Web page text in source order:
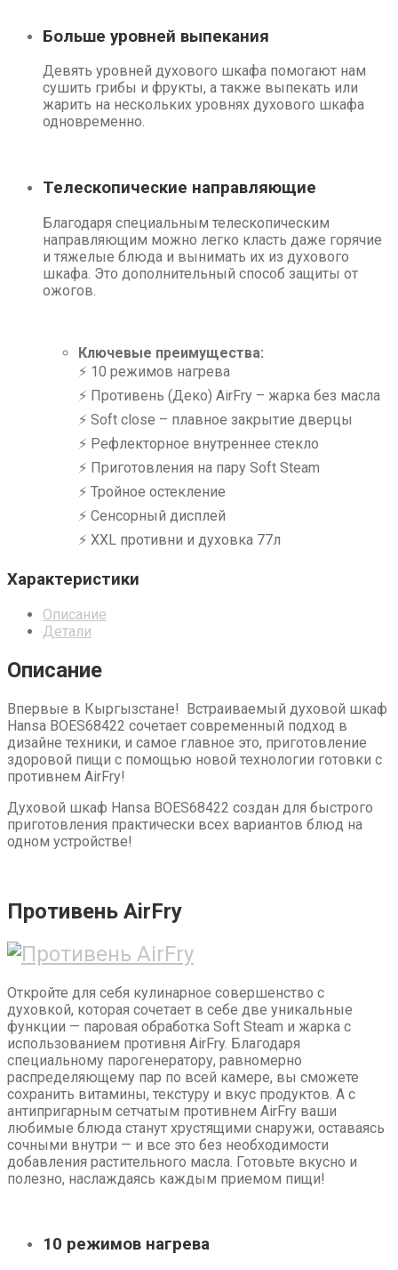
Больше уровней выпекания
Девять уровней духового шкафа помогают нам
сушить грибы и фрукты, а также выпекать или
жарить на нескольких уровнях духового шкафа
одновременно.
Телескопические направляющие
Благодаря специальным телескопическим
направляющим можно легко класть даже горячие
и тяжелые блюда и вынимать их из духового
шкафа. Это дополнительный способ защиты от
ожогов.
Ключевые преимущества:
⚡ 10 режимов нагрева
⚡ Противень (Деко) AirFry – жарка без масла
⚡ Soft close – плавное закрытие дверцы
⚡ Рефлекторное внутреннее стекло
⚡ Приготовления на пару Soft Steam
⚡ Тройное остекление
⚡ Сенсорный дисплей
⚡ XXL противни и духовка 77л
Характеристики
Описание
Детали
Описание
Впервые в Кыргызстане! Встраиваемый духовой шкаф
Hansa BOES68422 сочетает современный подход в
дизайне техники, и самое главное это, приготовление
здоровой пищи с помощью новой технологии готовки с
противнем AirFry!
Духовой шкаф Hansa BOES68422 создан для быстрого
приготовления практически всех вариантов блюд на
одном устройстве!
Противень AirFry
Откройте для себя кулинарное совершенство с
духовкой, которая сочетает в себе две уникальные
функции — паровая обработка Soft Steam и жарка с
использованием противня AirFry. Благодаря
специальному парогенератору, равномерно
распределяющему пар по всей камере, вы сможете
сохранить витамины, текстуру и вкус продуктов. А с
антипригарным сетчатым противнем AirFry ваши
любимые блюда станут хрустящими снаружи, оставаясь
сочными внутри — и все это без необходимости
добавления растительного масла. Готовьте вкусно и
полезно, наслаждаясь каждым приемом пищи!
10 режимов нагрева